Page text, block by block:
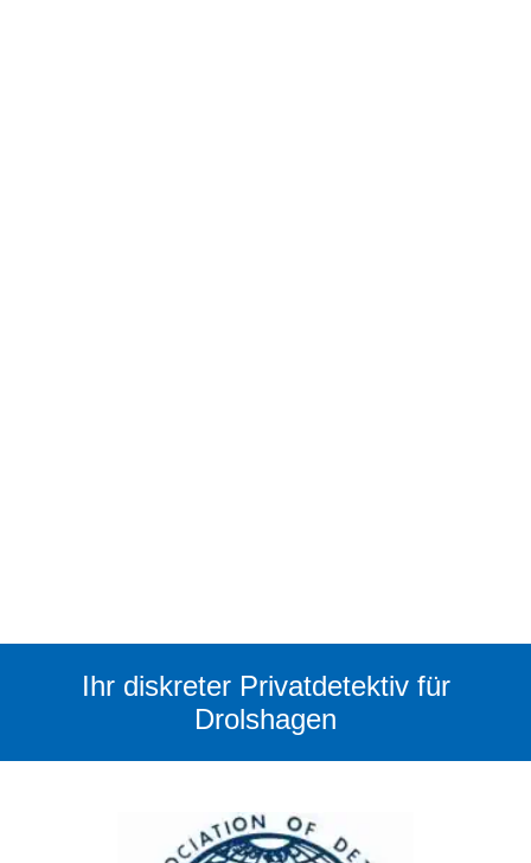
Ihr diskreter Privatdetektiv für
Drolshagen